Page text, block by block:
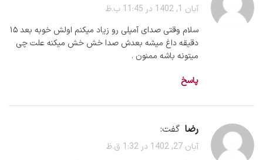
آبان 1, 1402 در 11:45 ب.ظ
سلام وقتی صدای آمپلی رو زیاد میکنم اولش خوبه بعد ۱۵
دقیقه داغ میشه بعدش صدا خش خش میکنه علت چی
میتونه باشه ممنون .
پاسخ
رضا گفت:
آبان 27, 1402 در 1:32 ق.ظ